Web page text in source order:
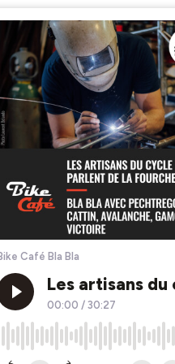
Café Bla Bla
Les artisans
00:00 / 30:27